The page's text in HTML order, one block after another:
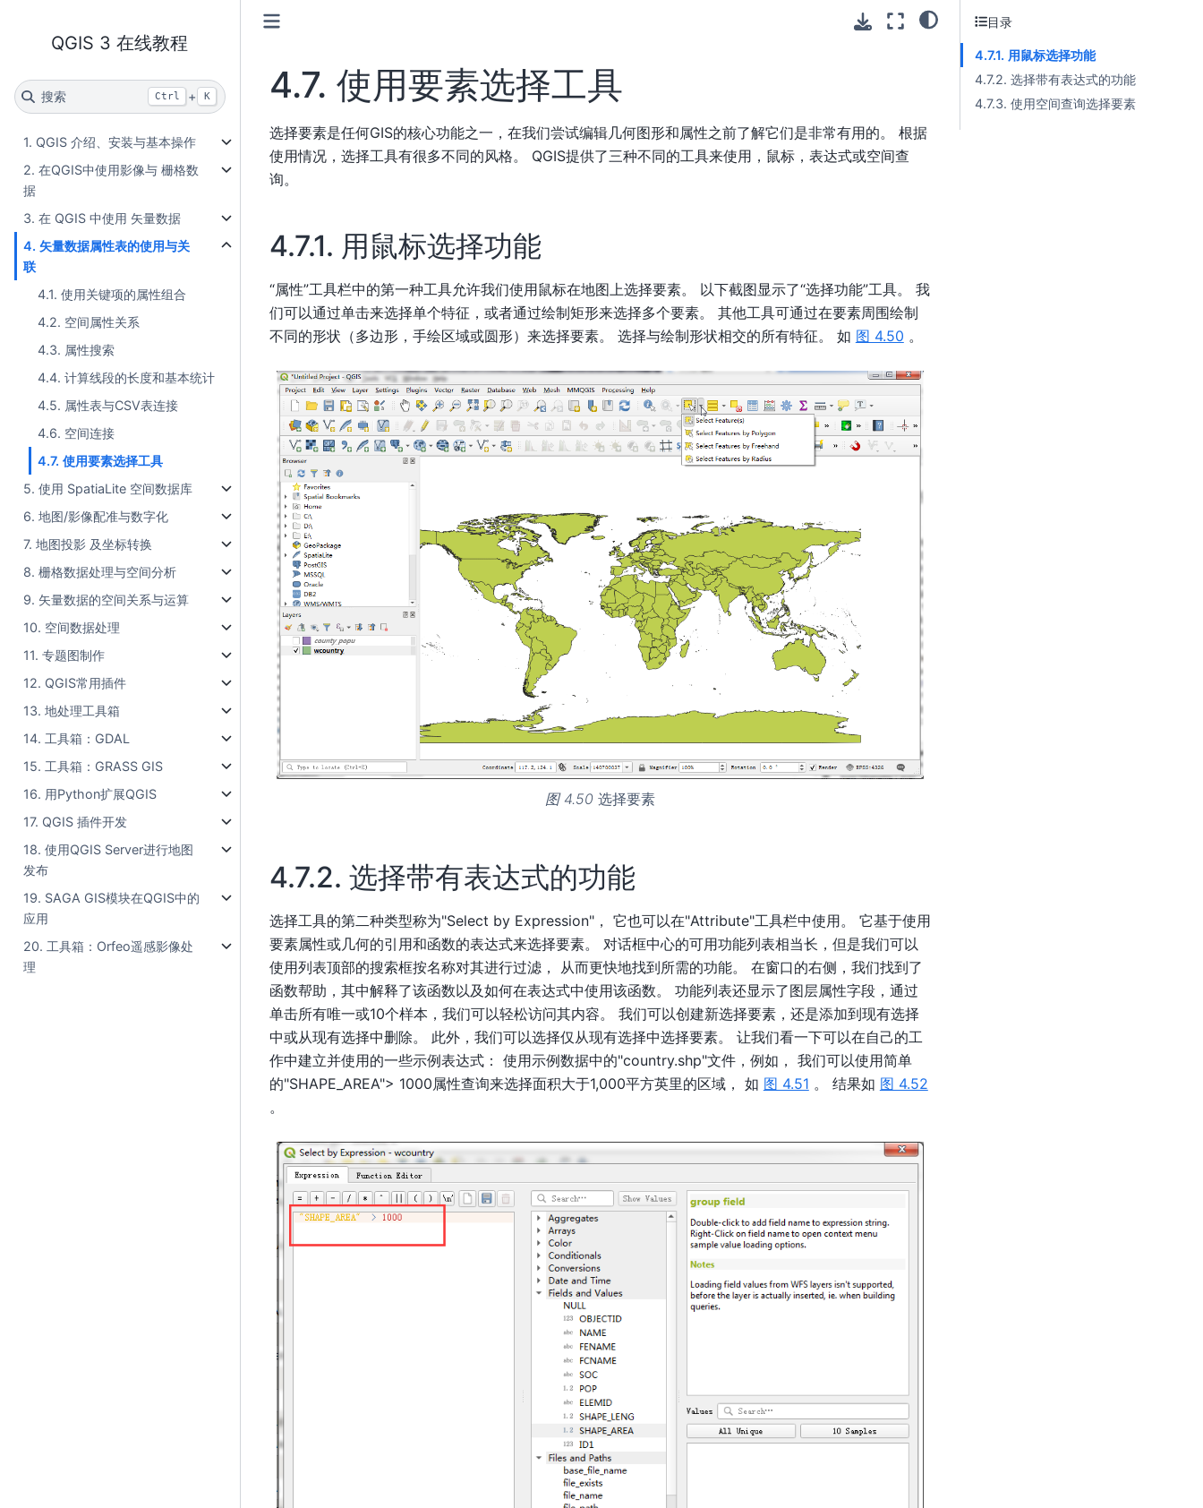
QGIS 3 在线教程
搜索 Ctrl + K
1. QGIS 介绍、安装与基本操作
2. 在QGIS中使用影像与 栅格数
据
3. 在 QGIS 中使用 矢量数据
4. 矢量数据属性表的使用与关
联
4.1. 使用关键项的属性组合
4.2. 空间属性关系
4.3. 属性搜索
4.4. 计算线段的长度和基本统计
4.5. 属性表与CSV表连接
4.6. 空间连接
4.7. 使用要素选择工具
5. 使用 SpatiaLite 空间数据库
6. 地图/影像配准与数字化
7. 地图投影 及坐标转换
8. 栅格数据处理与空间分析
9. 矢量数据的空间关系与运算
10. 空间数据处理
11. 专题图制作
12. QGIS常用插件
13. 地处理工具箱
14. 工具箱：GDAL
15. 工具箱：GRASS GIS
16. 用Python扩展QGIS
17. QGIS 插件开发
18. 使用QGIS Server进行地图
发布
19. SAGA GIS模块在QGIS中的
应用
20. 工具箱：Orfeo遥感影像处
理
4.7. 使用要素选择工具
选择要素是任何GIS的核心功能之一，在我们尝试编辑几何图形和属性之前了解它们是非常有用的。 根据
使用情况，选择工具有很多不同的风格。 QGIS提供了三种不同的工具来使用，鼠标，表达式或空间查
询。
4.7.1. 用鼠标选择功能
“属性”工具栏中的第一种工具允许我们使用鼠标在地图上选择要素。 以下截图显示了“选择功能”工具。 我
们可以通过单击来选择单个特征，或者通过绘制矩形来选择多个要素。 其他工具可通过在要素周围绘制
不同的形状（多边形，手绘区域或圆形）来选择要素。 选择与绘制形状相交的所有特征。 如 图 4.50 。
图 4.50 选择要素
4.7.2. 选择带有表达式的功能
选择工具的第二种类型称为"Select by Expression"， 它也可以在"Attribute"工具栏中使用。 它基于使用
要素属性或几何的引用和函数的表达式来选择要素。 对话框中心的可用功能列表相当长，但是我们可以
使用列表顶部的搜索框按名称对其进行过滤， 从而更快地找到所需的功能。 在窗口的右侧，我们找到了
函数帮助，其中解释了该函数以及如何在表达式中使用该函数。 功能列表还显示了图层属性字段，通过
单击所有唯一或10个样本，我们可以轻松访问其内容。 我们可以创建新选择要素，还是添加到现有选择
中或从现有选择中删除。 此外，我们可以选择仅从现有选择中选择要素。 让我们看一下可以在自己的工
作中建立并使用的一些示例表达式： 使用示例数据中的"country.shp"文件，例如， 我们可以使用简单
的"SHAPE_AREA"> 1000属性查询来选择面积大于1,000平方英里的区域， 如 图 4.51 。 结果如 图 4.52
。
目录
4.7.1. 用鼠标选择功能
4.7.2. 选择带有表达式的功能
4.7.3. 使用空间查询选择要素